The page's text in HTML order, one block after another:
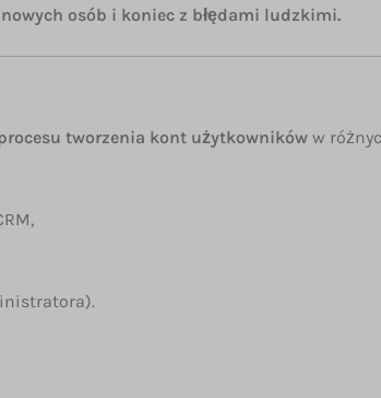
osób i koniec z błędami ludzkimi.
tworzenia kont użytkowników w